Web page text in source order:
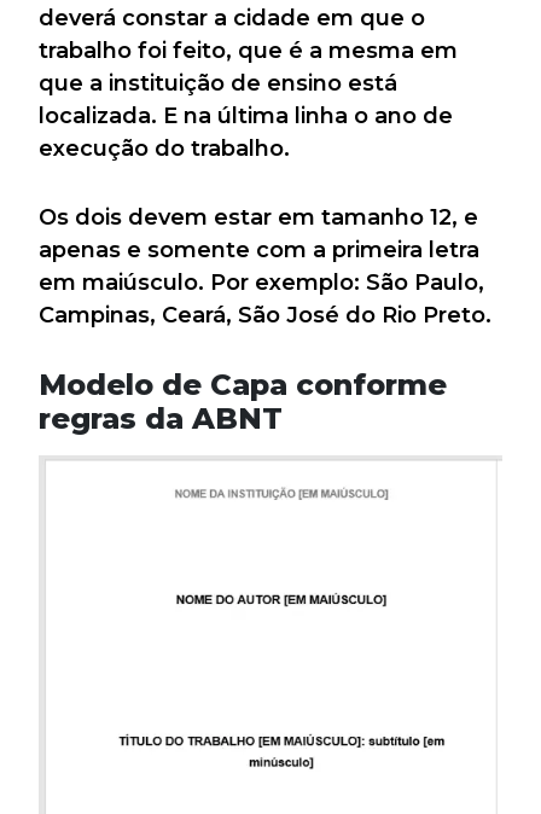
deverá constar a cidade em que o
trabalho foi feito, que é a mesma em
que a instituição de ensino está
localizada. E na última linha o ano de
execução do trabalho.
Os dois devem estar em tamanho 12, e
apenas e somente com a primeira letra
em maiúsculo. Por exemplo: São Paulo,
Campinas, Ceará, São José do Rio Preto.
Modelo de Capa conforme
regras da ABNT